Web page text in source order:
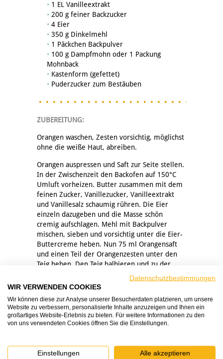
1 EL Vanilleextrakt
200 g feiner Backzucker
4 Eier
350 g Dinkelmehl
1 Päckchen Backpulver
100 g Dampfmohn oder 1 Packung
Mohnback
Kastenform (gefettet)
Puderzucker zum Bestäuben
ZUBEREITUNG:
Orangen waschen, Zesten vorsichtig, möglichst
ohne die weiße Haut, abreiben.
Orangen auspressen und Saft zur Seite stellen.
In der Zwischenzeit den Backofen auf 150°C
Umluft vorheizen. Butter zusammen mit dem
feinen Zucker, Vanillezucker, Vanilleextrakt
und Vanillesalz schaumig rühren. Die Eier
einzeln dazugeben und die Masse schön
cremig aufschlagen. Mehl mit Backpulver
mischen, sieben und vorsichtig unter die Eier-
Buttercreme heben. Nun 75 ml Orangensaft
und einen Teil der Orangenzesten unter den
Teig heben. Den Teig halbieren und zu der
einen Hälfte den Mohn zugeben. Nun beide
Teigsorten abwechselnd in eine Kastenform
zinkigen Gabel ein Muster in den Teig malen.
Den Kuchen für 50 bis 60 Minuten in den Ofen
geben (Stäbchenprobe). Nach 40 Minuten
mindestens eine halbe Stunde in der Form
Datenschutzbestimmungen
WIR VERWENDEN COOKIES
Wir können diese zur Analyse unserer Besucherdaten platzieren, um unsere
Website zu verbessern, personalisierte Inhalte anzuzeigen und Ihnen ein
großartiges Website-Erlebnis zu bieten. Für weitere Informationen zu den
von uns verwendeten Cookies öffnen Sie die Einstellungen.
Einstellungen Alle akzeptieren